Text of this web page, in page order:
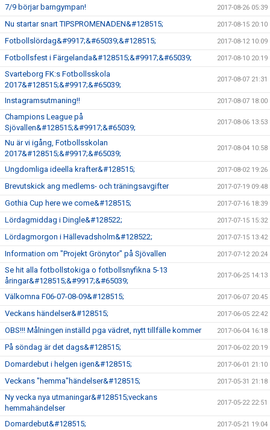
7/9 börjar barngympan! 2017-08-26 05:39
Nu startar snart TIPSPROMENADEN&#128515; 2017-08-15 20:10
Fotbollslördag&#9917;&#65039;&#128515; 2017-08-12 10:09
Fotbollsfest i Färgelanda&#128515;&#9917;&#65039; 2017-08-10 20:19
Svarteborg FK:s Fotbollsskola
2017&#128515;&#9917;&#65039;
2017-08-07 21:31
Instagramsutmaning!! 2017-08-07 18:00
Champions League på
Sjövallen&#128515;&#9917;&#65039;
2017-08-06 13:53
Nu är vi igång, Fotbollsskolan
2017&#128515;&#9917;&#65039;
2017-08-04 10:58
Ungdomliga ideella krafter&#128515; 2017-08-02 19:26
Brevutskick ang medlems- och träningsavgifter 2017-07-19 09:48
Gothia Cup here we come&#128515; 2017-07-16 18:39
Lördagmiddag i Dingle&#128522; 2017-07-15 15:32
Lördagmorgon i Hällevadsholm&#128522; 2017-07-15 13:42
Information om "Projekt Grönytor" på Sjövallen 2017-07-12 20:24
Se hit alla fotbollstokiga o fotbollsnyfikna 5-13
åringar&#128515;&#9917;&#65039;
2017-06-25 14:13
Välkomna F06-07-08-09&#128515; 2017-06-07 20:45
Veckans händelser&#128515; 2017-06-05 22:42
OBS!!! Målningen inställd pga vädret, nytt tillfälle kommer 2017-06-04 16:18
På söndag är det dags&#128515; 2017-06-02 20:19
Domardebut i helgen igen&#128515; 2017-06-01 21:10
Veckans "hemma"händelser&#128515; 2017-05-31 21:18
Ny vecka nya utmaningar&#128515;veckans
hemmahändelser
2017-05-22 22:51
Domardebut&#128515; 2017-05-21 19:04